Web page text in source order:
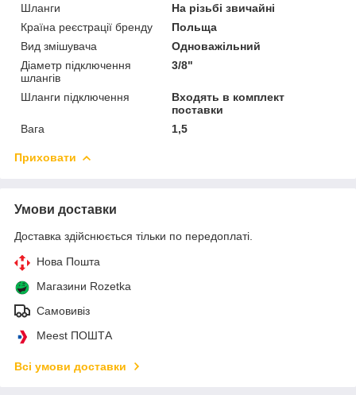
Шланги
На різьбі звичайні
Країна реєстрації бренду
Польща
Вид змішувача
Одноважільний
Діаметр підключення
шлангів
3/8"
Шланги підключення
Входять в комплект
поставки
Вага
1,5
Приховати
Умови доставки
Доставка здійснюється тільки по передоплаті.
Нова Пошта
Магазини Rozetka
Самовивіз
Meest ПОШТА
Всі умови доставки